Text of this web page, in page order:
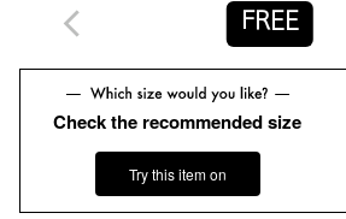
注文キャンセル
裾上げ 対象外商品
FREE
Check the recommended size
Try this item on